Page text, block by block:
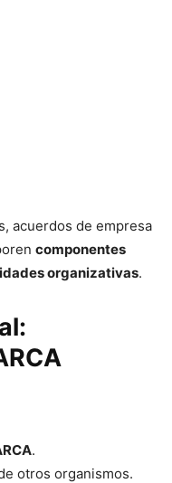
acuerdos de empresa
componentes
organizativas.
.
otros organismos.